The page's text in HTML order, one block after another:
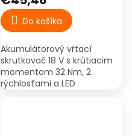
Do košíka
Akumulátorový vŕtací
skrutkovač 18 V s krútiacim
momentom 32 Nm, 2
rýchlosťami a LED